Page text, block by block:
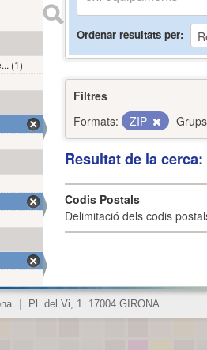
Ordenar resultats per
Filtres
Formats:
ZIP
Resultat de la
Codis Postals
Delimitació dels codis
(1)
Pl. del Vi, 1. 17004 GIRONA